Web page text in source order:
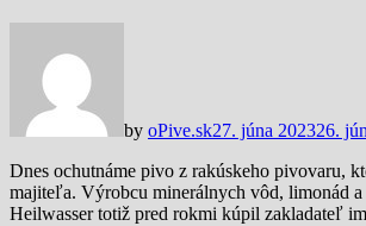
by oPive.sk27. júna 202326.
Dnes ochutnáme pivo z rakúskeho pivovaru,
majiteľa. Výrobcu minerálnych vôd, limonád
Heilwasser totiž pred rokmi kúpil zakladateľ